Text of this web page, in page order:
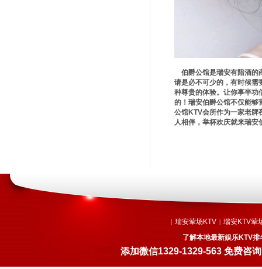
伯爵公馆是瑞安有陪酒的
请是必不可少的，有时候需
种尊贵的体验。让你事半
的！瑞安伯爵公馆不仅能够
公馆KTV会所作为一家老牌
人相伴，举杯欢庆就来瑞
| 瑞安荤场KTV | 瑞安KTV荤
了解本地最新娱乐KTV
添加微信1329-1329-563 免费咨